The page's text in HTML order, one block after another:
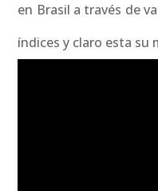
en Brasil a través de
índices y claro esta su